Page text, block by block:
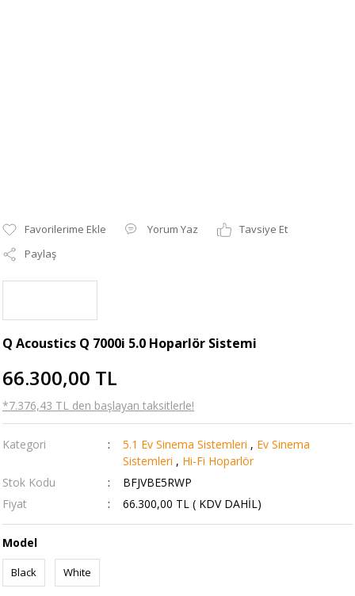
Yorum Yaz
Tavsiye Et
Paylaş
Q Acoustics Q 7000i 5.0 Hoparlör Sistemi
66.300,00 TL
*7.376,43 TL den başlayan taksitlerle!
Kategori 5.1 Ev Sinema Sistemleri , Ev Sinema
Sistemleri , Hi-Fi Hoparlör
Stok Kodu
BFJVBE5RWP
Fiyat
66.300,00 TL ( KDV DAHİL)
Model
Black White